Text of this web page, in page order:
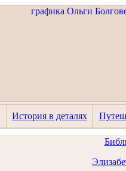
История в деталях